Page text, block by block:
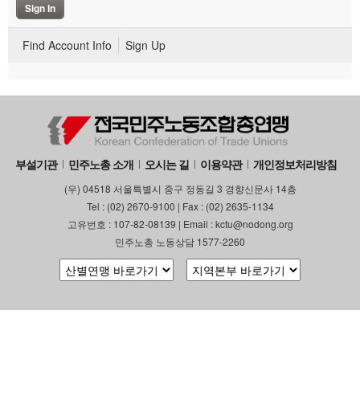
Find Account Info Sign Up
부설기관 민주노총 소개 오시는 길 이용약관 개인정보처리방침
(우) 04518 서울특별시 중구 정동길 3 경향신문사 14층
Tel : (02) 2670-9100 | Fax : (02) 2635-1134
고유번호 : 107-82-08139 | Email : kctu@nodong.org
민주노총 노동상담 1577-2260